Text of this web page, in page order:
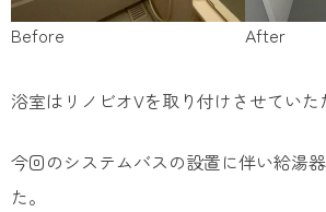
Before After
浴室はリノビオVを取り付けさせていた
今回のシステムバスの設置に伴い給湯
た。